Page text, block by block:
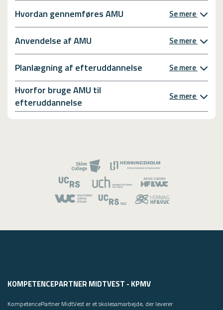
Hvordan gennemføres AMU Se mere
Anvendelse af AMU Se mere
Planlægning af efteruddannelse Se mere
Hvorfor bruge AMU til
efteruddannelse
Se mere
KOMPETENCEPARTNER MIDTVEST - KPMV
KompetencePartner MidtVest er et skolesamarbejde, der leverer